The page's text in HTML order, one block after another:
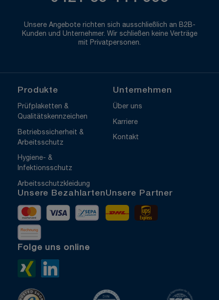
Unsere Angebote richten sich ausschließlich an B2B-
Kunden und Unternehmer. Wir schließen keine Verträge
mit Privatpersonen.
Produkte
Prüfplaketten &
Qualitätskennzeichen
Betriebssicherheit &
Arbeitsschutz
Hygiene- &
Infektionsschutz
Arbeitsschutzkleidung
Unternehmen
Über uns
Karriere
Kontakt
Unsere Bezahlarten
MastercardVisa Vorkasse
Rechnung
Unsere Partner
DHL
Folge uns online
Xing>
ISO 9001 zertifiziert